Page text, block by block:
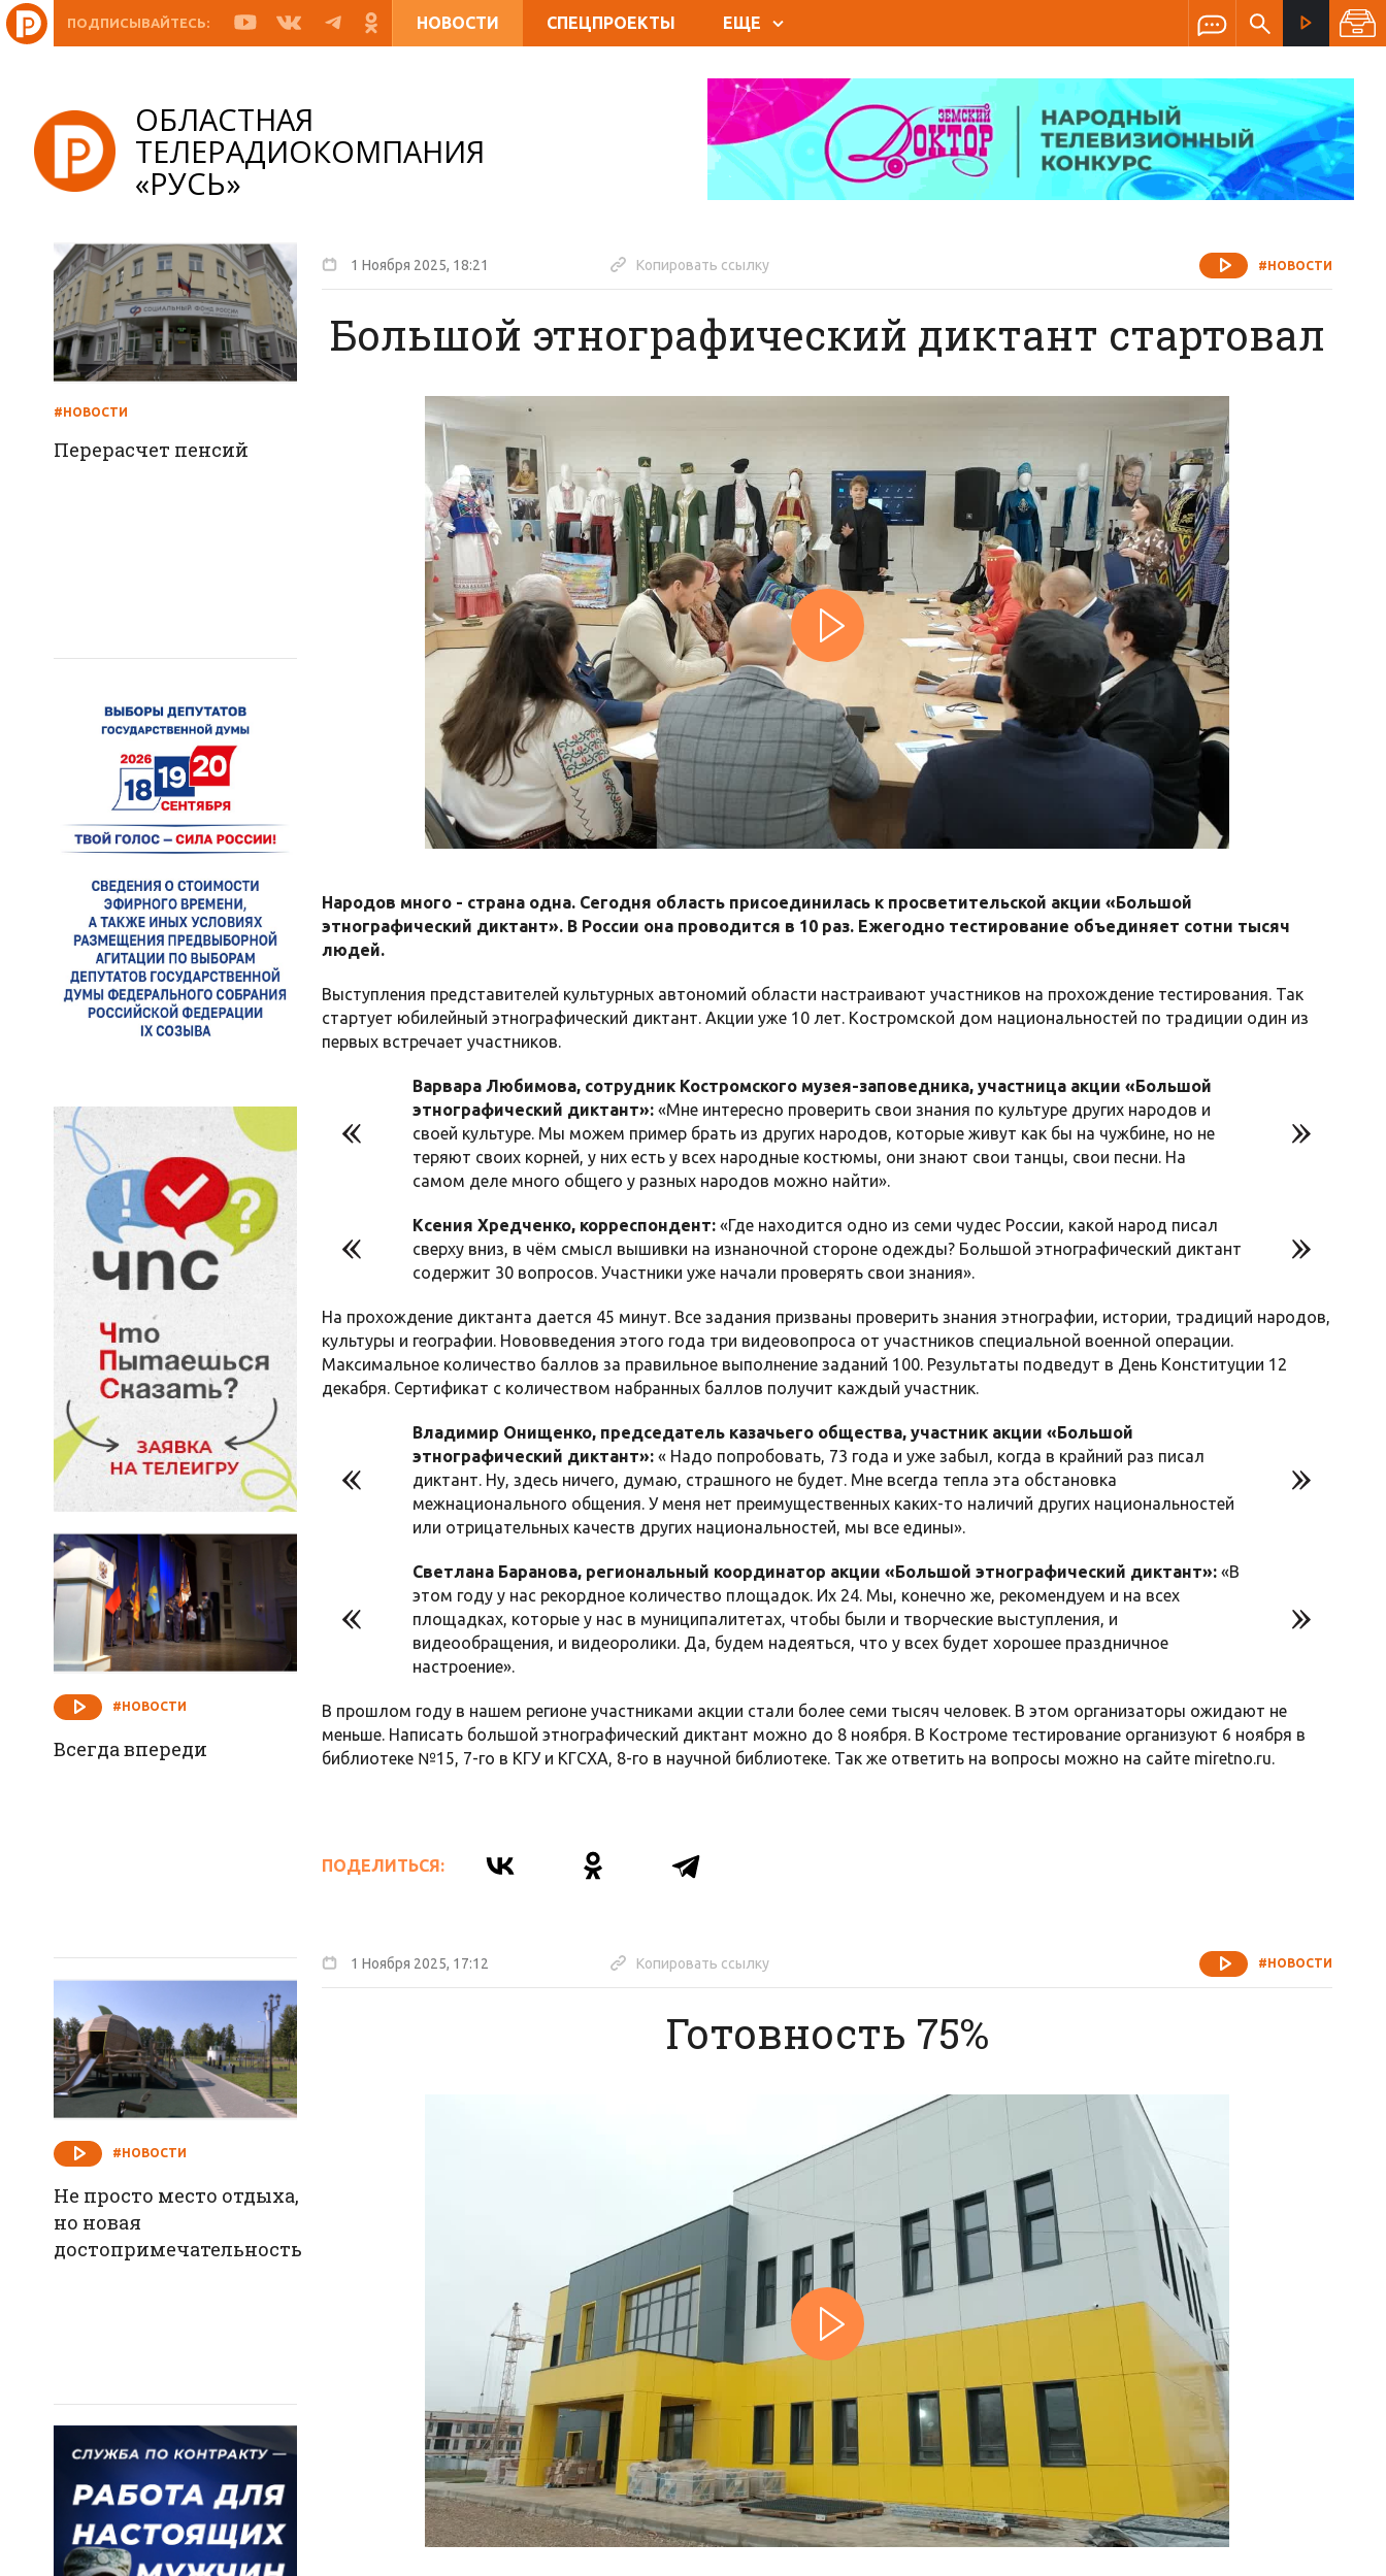
ПОДПИСЫВАЙТЕСЬ: НОВОСТИ СПЕЦПРОЕКТЫ ЕЩЕ
ОБЛАСТНАЯ
ТЕЛЕРАДИОКОМПАНИЯ
«РУСЬ»
1 Ноября 2025, 18:21 Копировать ссылку #НОВОСТИ
Большой этнографический диктант стартовал
Народов много - страна одна. Сегодня область присоединилась к просветительской акции «Большой
этнографический диктант». В России она проводится в 10 раз. Ежегодно тестирование объединяет сотни тысяч
людей.
Выступления представителей культурных автономий области настраивают участников на прохождение тестирования. Так
стартует юбилейный этнографический диктант. Акции уже 10 лет. Костромской дом национальностей по традиции один из
первых встречает участников.
Варвара Любимова, сотрудник Костромского музея-заповедника, участница акции «Большой
этнографический диктант»: «Мне интересно проверить свои знания по культуре других народов и
своей культуре. Мы можем пример брать из других народов, которые живут как бы на чужбине, но не
теряют своих корней, у них есть у всех народные костюмы, они знают свои танцы, свои песни. На
самом деле много общего у разных народов можно найти».
Ксения Хредченко, корреспондент: «Где находится одно из семи чудес России, какой народ писал
сверху вниз, в чём смысл вышивки на изнаночной стороне одежды? Большой этнографический диктант
содержит 30 вопросов. Участники уже начали проверять свои знания».
На прохождение диктанта дается 45 минут. Все задания призваны проверить знания этнографии, истории, традиций народов,
культуры и географии. Нововведения этого года три видеовопроса от участников специальной военной операции.
Максимальное количество баллов за правильное выполнение заданий 100. Результаты подведут в День Конституции 12
декабря. Сертификат с количеством набранных баллов получит каждый участник.
Владимир Онищенко, председатель казачьего общества, участник акции «Большой
этнографический диктант»: « Надо попробовать, 73 года и уже забыл, когда в крайний раз писал
диктант. Ну, здесь ничего, думаю, страшного не будет. Мне всегда тепла эта обстановка
межнационального общения. У меня нет преимущественных каких-то наличий других национальностей
или отрицательных качеств других национальностей, мы все едины».
Светлана Баранова, региональный координатор акции «Большой этнографический диктант»: «В
этом году у нас рекордное количество площадок. Их 24. Мы, конечно же, рекомендуем и на всех
площадках, которые у нас в муниципалитетах, чтобы были и творческие выступления, и
видеообращения, и видеоролики. Да, будем надеяться, что у всех будет хорошее праздничное
настроение».
В прошлом году в нашем регионе участниками акции стали более семи тысяч человек. В этом организаторы ожидают не
меньше. Написать большой этнографический диктант можно до 8 ноября. В Костроме тестирование организуют 6 ноября в
библиотеке №15, 7-го в КГУ и КГСХА, 8-го в научной библиотеке. Так же ответить на вопросы можно на сайте miretno.ru.
ПОДЕЛИТЬСЯ:
1 Ноября 2025, 17:12 Копировать ссылку #НОВОСТИ
Готовность 75%
#НОВОСТИ
Перерасчет пенсий
#НОВОСТИ
Всегда впереди
#НОВОСТИ
Не просто место отдыха,
но новая
достопримечательность